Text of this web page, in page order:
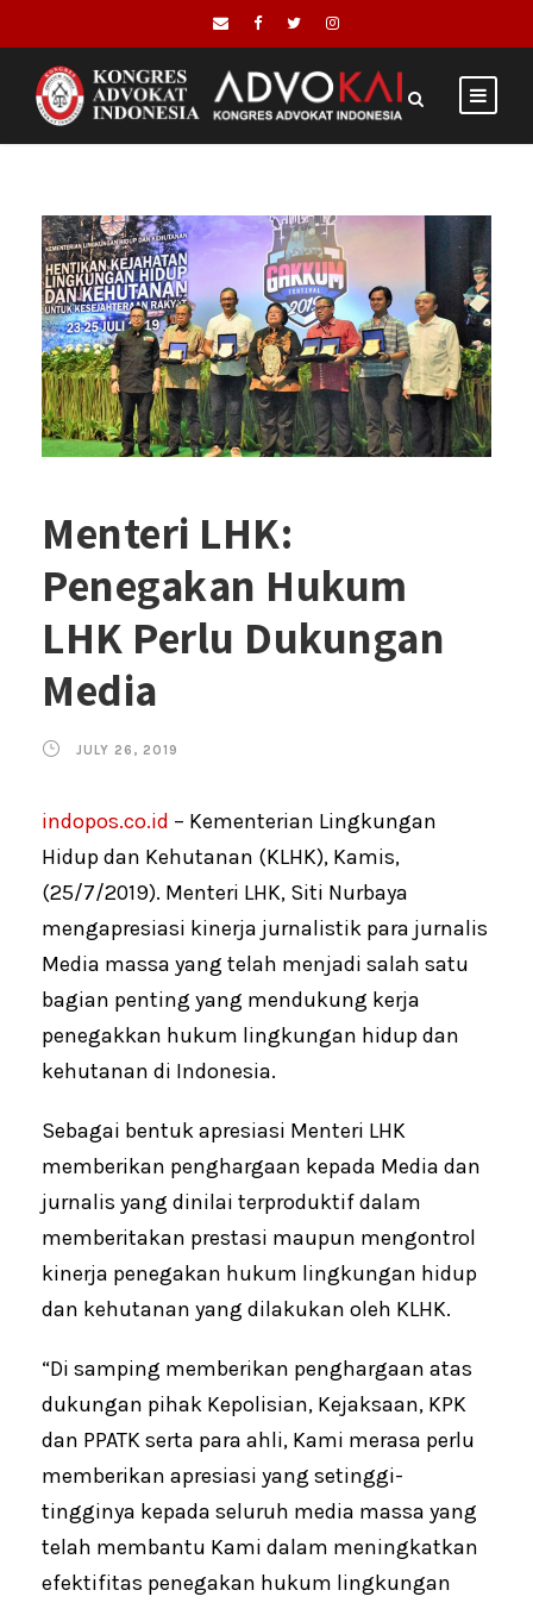
Menteri LHK:
Penegakan Hukum
LHK Perlu Dukungan
Media
JULY 26, 2019
indopos.co.id – Kementerian Lingkungan
Hidup dan Kehutanan (KLHK), Kamis,
(25/7/2019). Menteri LHK, Siti Nurbaya
mengapresiasi kinerja jurnalistik para jurnalis
Media massa yang telah menjadi salah satu
bagian penting yang mendukung kerja
penegakkan hukum lingkungan hidup dan
kehutanan di Indonesia.
Sebagai bentuk apresiasi Menteri LHK
memberikan penghargaan kepada Media dan
jurnalis yang dinilai terproduktif dalam
memberitakan prestasi maupun mengontrol
kinerja penegakan hukum lingkungan hidup
dan kehutanan yang dilakukan oleh KLHK.
“Di samping memberikan penghargaan atas
dukungan pihak Kepolisian, Kejaksaan, KPK
dan PPATK serta para ahli, Kami merasa perlu
memberikan apresiasi yang setinggi-
tingginya kepada seluruh media massa yang
telah membantu Kami dalam meningkatkan
efektifitas penegakan hukum lingkungan